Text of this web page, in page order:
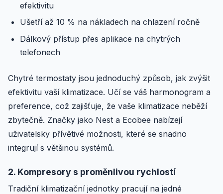
efektivitu
Ušetří až 10 % na nákladech na chlazení ročně
Dálkový přístup přes aplikace na chytrých
telefonech
Chytré termostaty jsou jednoduchý způsob, jak zvýšit
efektivitu vaší klimatizace. Učí se váš harmonogram a
preference, což zajišťuje, že vaše klimatizace neběží
zbytečně. Značky jako Nest a Ecobee nabízejí
uživatelsky přívětivé možnosti, které se snadno
integrují s většinou systémů.
2. Kompresory s proměnlivou rychlostí
Tradiční klimatizační jednotky pracují na jedné